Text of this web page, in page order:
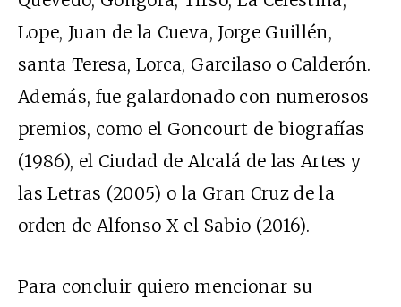
Lope, Juan de la Cueva, Jorge Guillén,
santa Teresa, Lorca, Garcilaso o Calderón.
Además, fue galardonado con numerosos
premios, como el Goncourt de biografías
(1986), el Ciudad de Alcalá de las Artes y
las Letras (2005) o la Gran Cruz de la
orden de Alfonso X el Sabio (2016).
Para concluir quiero mencionar su